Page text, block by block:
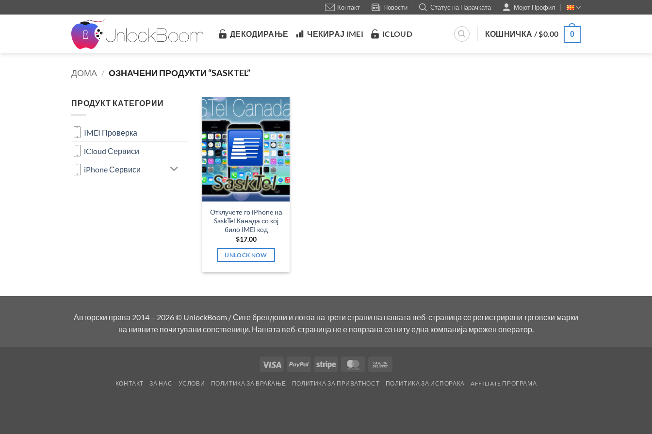
to
Контакт Новости Статус на Нарачката Мојот Профил
ДЕКОДИРАЊЕ ЧЕКИРАЈ IMEI ICLOUD КОШНИЧКА /$0.00 0
ДОМА / ОЗНАЧЕНИ ПРОДУКТИ “SASKTEL”
ПРОДУКТ КАТЕГОРИИ
IMEI Проверка
iCloud Сервиси
iPhone Сервиси
Отклучете го iPhone на
SaskTel Канада со кој
било IMEI код
$17.00
UNLOCK NOW
Авторски права 2014 – 2026 © UnlockBoom / Сите брендови и логоа на трети страни на нашата веб-страница се регистрирани трговски марки
на нивните почитувани сопственици. Нашата веб-страница не е поврзана со ниту една компанија мрежен оператор.
Visa PayPal Stripe MasterCard
Delivery
КОНТАКТ ЗА НАС УСЛОВИ ПОЛИТИКА ЗА ВРАЌАЊЕ ПОЛИТИКА ЗА ПРИВАТНОСТ ПОЛИТИКА ЗА ИСПОРАКА AFFILIATE ПРОГРАМА